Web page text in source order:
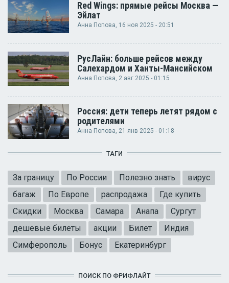
Red Wings: прямые рейсы Москва —
Эйлат
Анна Попова, 16 ноя 2025 - 20:51
РусЛайн: больше рейсов между
Салехардом и Ханты-Мансийском
Анна Попова , 2 авг 2025 - 01:15
Россия: дети теперь летят рядом с
родителями
Анна Попова, 21 янв 2025 - 01:18
ТАГИ
За границу По России Полезно знать
вирус
багаж
По Европе распродажа
Где купить
Скидки
Москва Самара Анапа
Сургут
дешевые билеты
акции Билет
Индия
Симферополь
Бонус Екатеринбург
ПОИСК ПО ФРИФЛАЙТ